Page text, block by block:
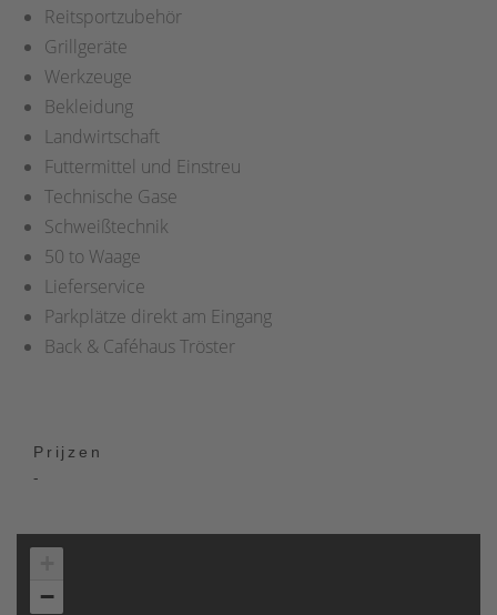
Reitsportzubehör
Grillgeräte
Werkzeuge
Bekleidung
Landwirtschaft
Futtermittel und Einstreu
Technische Gase
Schweißtechnik
50 to Waage
Lieferservice
Parkplätze direkt am Eingang
Back & Caféhaus Tröster
Prijzen
-
−